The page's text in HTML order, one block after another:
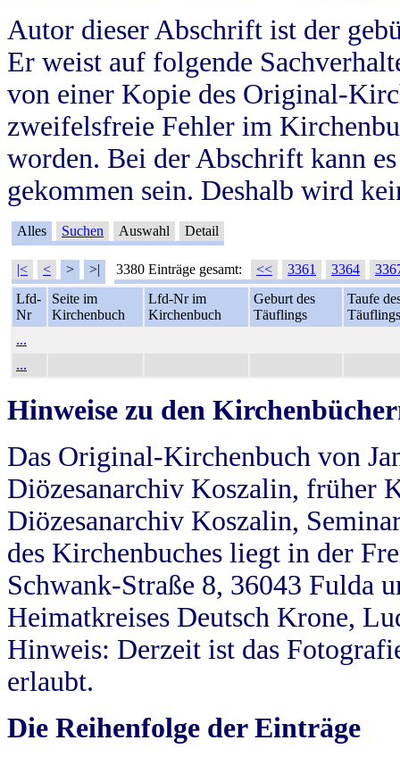
Autor dieser Abschrift ist der
Er weist auf folgende
von einer Kopie des Original-
zweifelsfreie Fehler im
worden. Bei der Abschrift kann
gekommen sein. Deshalb wird
Alles Suchen Auswahl Detail
|< < > >| 3380 Einträge gesamt: << 3361 3364
Lfd-
Nr
Seite im
Kirchenbuch
Lfd-Nr im
Kirchenbuch
Geburt des
Täuflings
Taufe
Täuflings
...
...
Hinweise zu den
Das Original-Kirchenbuch von
Diözesanarchiv Koszalin, früher
Diözesanarchiv Koszalin,
des Kirchenbuches liegt in der
Schwank-Straße 8, 36043 Fulda
Heimatkreises Deutsch Krone,
Hinweis: Derzeit ist das
erlaubt.
Die Reihenfolge der Einträge